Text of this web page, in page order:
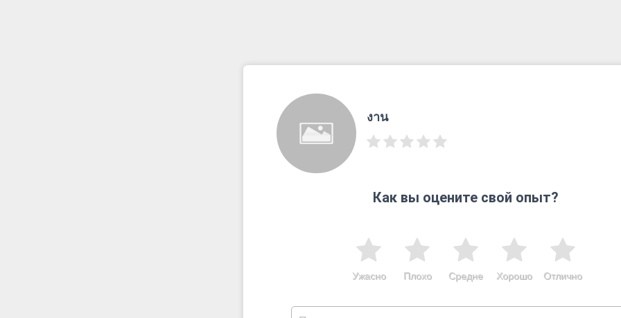
งาน
Как вы оцените свой опыт?
Отлично
Хорошо
Средне
Плохо
Ужасно